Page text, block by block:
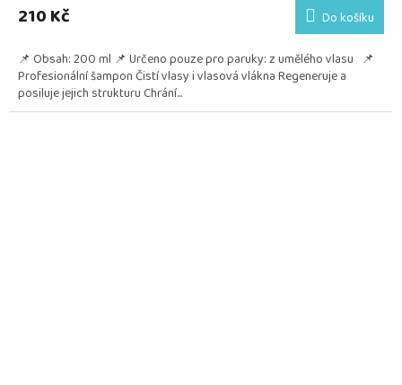
210 Kč Do košíku
📌 Obsah: 200 ml 📌 Určeno pouze pro paruky: z umělého vlasu 📌
Profesionální šampon Čistí vlasy i vlasová vlákna Regeneruje a
posiluje jejich strukturu Chrání...